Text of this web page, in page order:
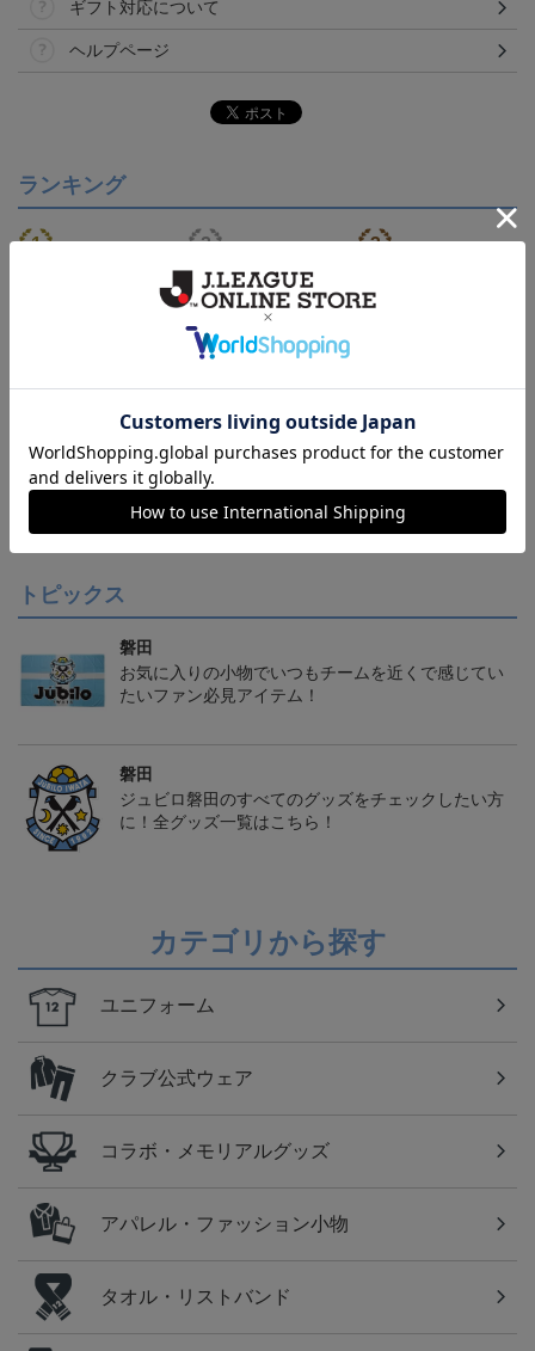
ギフト対応について
ヘルプページ
ランキング
【S～4XL】2026/27ユニ
フォーム オーセンティッ
21,450円～25,950円
【S～4XL】2026/27ユニ
フォーム オーセンティッ
クモデル:GK
会員特典 会員特典
トピックス
磐田
お気に入りの小物でいつもチームを近くで感じてい
たいファン必見アイテム！
磐田
ジュビロ磐田のすべてのグッズをチェックしたい方
に！全グッズ一覧はこちら！
カテゴリから探す
ユニフォーム
クラブ公式ウェア
コラボ・メモリアルグッズ
アパレル・ファッション小物
タオル・リストバンド